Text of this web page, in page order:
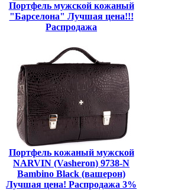
Портфель мужской кожаный
"Барселона" Лучшая цена!!!
Распродажа
Портфель кожаный мужской
NARVIN (Vasheron) 9738-N
Bambino Black (вашерон)
Лучшая цена! Распродажа 3%